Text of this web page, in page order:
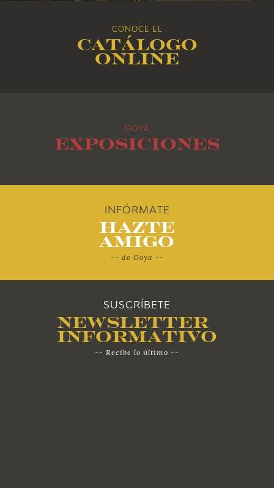
2012
CONOCE EL
Catálogo
online
GOYA
Exposiciones
INFÓRMATE
Hazte
Amigo
-- de Goya --
SUSCRÍBETE
Newsletter
Informativo
-- Recibe lo último --